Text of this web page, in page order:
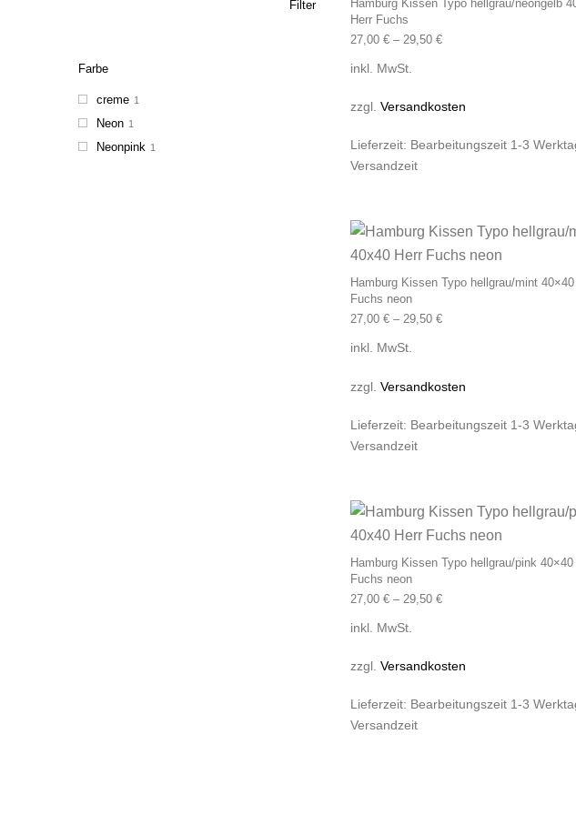
Filter
Farbe
creme 1
Neon 1
Neonpink 1
Hamburg Kissen Typo hellgrau/neongelb
Herr Fuchs
27,00 € – 29,50 €
inkl. MwSt.
zzgl. Versandkosten
Lieferzeit: Bearbeitungszeit 1-3
Versandzeit
Hamburg Kissen Typo hellgrau/mint
Fuchs neon
27,00 € – 29,50 €
inkl. MwSt.
zzgl. Versandkosten
Lieferzeit: Bearbeitungszeit 1-3
Versandzeit
Hamburg Kissen Typo hellgrau/pink 40×40
Fuchs neon
27,00 € – 29,50 €
inkl. MwSt.
zzgl. Versandkosten
Lieferzeit: Bearbeitungszeit 1-3
Versandzeit